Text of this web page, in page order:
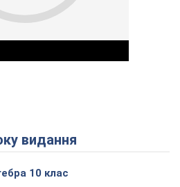
Play Video
видання
10 клас